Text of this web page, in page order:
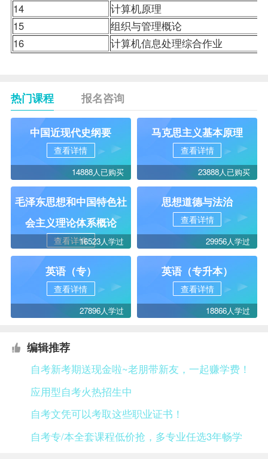
14
计算机原理
15
组织与管理概论
16
计算机信息处理综合作业
热门课程 报名咨询
中国近现代史纲要
查看详情
14888人已购买
马克思主义基本原理
查看详情
23888人已购买
毛泽东思想和中国特色社
会主义理论体系概论
查看详情16523人学过
思想道德与法治
查看详情
29956人学过
英语（专）
查看详情
27896人学过
英语（专升本）
查看详情
18866人学过
编辑推荐
自考新考期送现金啦~老朋带新友，一起赚学费！
应用型自考火热招生中
自考文凭可以考取这些职业证书！
自考专/本全套课程低价抢，多专业任选3年畅学